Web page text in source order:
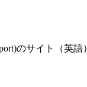
のサイト（英語